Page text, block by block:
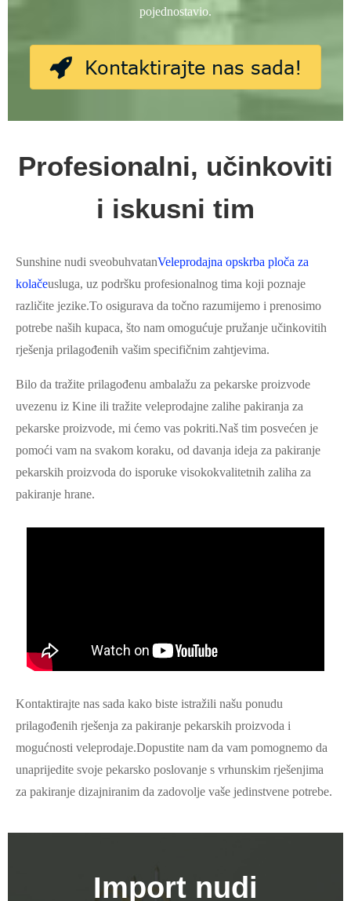
pojednostavio.
Kontaktirajte nas sada!
Profesionalni, učinkoviti
i iskusni tim
Sunshine nudi sveobuhvatanVeleprodajna opskrba ploča za
kolačeusluga, uz podršku profesionalnog tima koji poznaje
različite jezike.To osigurava da točno razumijemo i prenosimo
potrebe naših kupaca, što nam omogućuje pružanje učinkovitih
rješenja prilagođenih vašim specifičnim zahtjevima.
Bilo da tražite prilagođenu ambalažu za pekarske proizvode
uvezenu iz Kine ili tražite veleprodajne zalihe pakiranja za
pekarske proizvode, mi ćemo vas pokriti.Naš tim posvećen je
pomoći vam na svakom koraku, od davanja ideja za pakiranje
pekarskih proizvoda do isporuke visokokvalitetnih zaliha za
pakiranje hrane.
Kontaktirajte nas sada kako biste istražili našu ponudu
prilagođenih rješenja za pakiranje pekarskih proizvoda i
mogućnosti veleprodaje.Dopustite nam da vam pomognemo da
unaprijedite svoje pekarsko poslovanje s vrhunskim rješenjima
za pakiranje dizajniranim da zadovolje vaše jedinstvene potrebe.
Import nudi